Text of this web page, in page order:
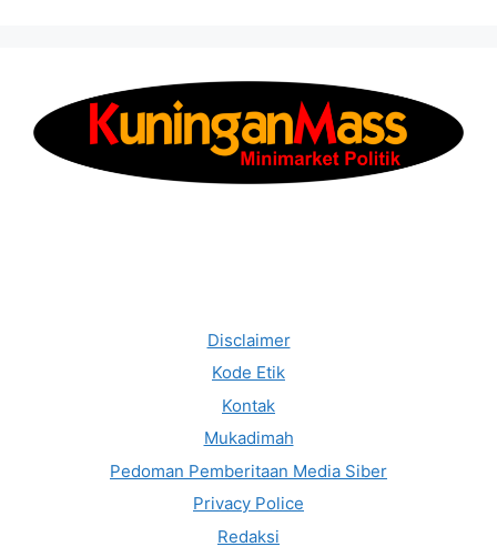
Disclaimer
Kode Etik
Kontak
Mukadimah
Pedoman Pemberitaan Media Siber
Privacy Police
Redaksi